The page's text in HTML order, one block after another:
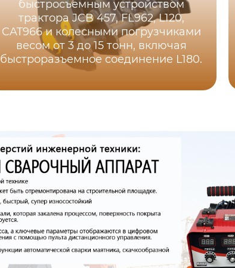
быстросъемным устройством
трактора JCB 457, FL962, L120,
CAT966 и колесными погрузчиками
весом от 3 до 15 тонн, включая
быстроразъемное соединение L180.